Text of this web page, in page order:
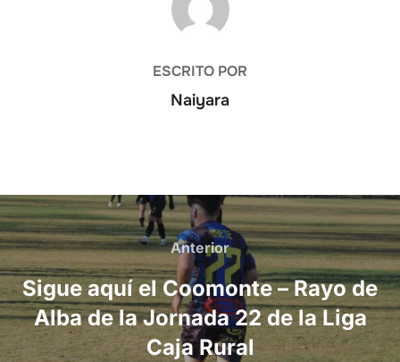
ESCRITO POR
Naiyara
Navegación
de
entradas
Anterior
Anterior
Sigue aquí el Coomonte – Rayo de
Alba de la Jornada 22 de la Liga
Caja Rural